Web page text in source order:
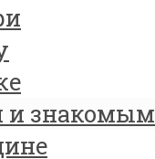
и знакомым